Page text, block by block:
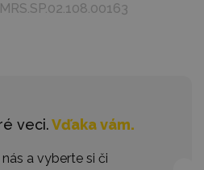
veci.Vďaka vám.
a vyberte si či